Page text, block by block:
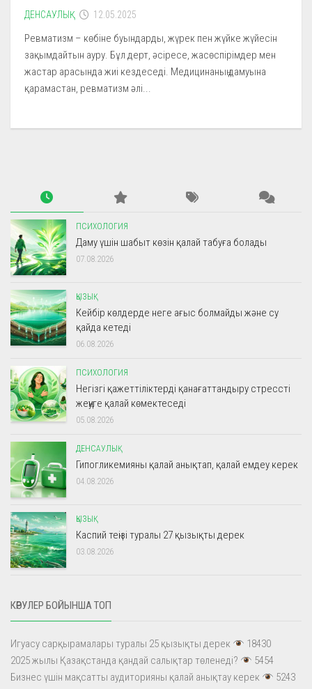
ДЕНСАУЛЫҚ 12.05.2025
Ревматизм – көбіне буындарды, жүрек пен жүйке жүйесін
зақымдайтын ауру. Бұл дерт, әсіресе, жасөспірімдер мен
жастар арасында жиі кездеседі. Медицинаның дамуына
қарамастан, ревматизм әлі...
ПСИХОЛОГИЯ
Даму үшін шабыт көзін қалай табуға болады
07.08.2026
ҚЫЗЫҚ
Кейбір көлдерде неге ағыс болмайды және су
қайда кетеді
06.08.2026
ПСИХОЛОГИЯ
Негізгі қажеттіліктерді қанағаттандыру стрессті
жеңуге қалай көмектеседі
05.08.2026
ДЕНСАУЛЫҚ
Гипогликемияны қалай анықтап, қалай емдеу керек
04.08.2026
ҚЫЗЫҚ
Каспий теңізі туралы 27 қызықты дерек
03.08.2026
КӨРУЛЕР БОЙЫНША ТОП
Игуасу сарқырамалары туралы 25 қызықты дерек
18430
2025 жылы Қазақстанда қандай салықтар төленеді?
5454
Бизнес үшін мақсатты аудиторияны қалай анықтау керек
5243